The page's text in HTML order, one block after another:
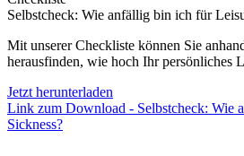
Selbstcheck: Wie anfällig bin ich für
Mit unserer Checkliste können Sie
herausfinden, wie hoch Ihr persönliches
Jetzt herunterladen
Link zum Download - Selbstcheck: Wie
Sickness?